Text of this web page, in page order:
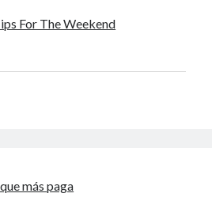
For The Weekend
más paga